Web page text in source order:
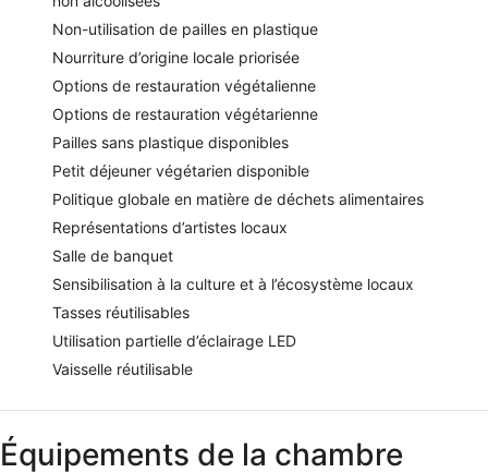
Non-utilisation de pailles en plastique
Nourriture d’origine locale priorisée
Options de restauration végétalienne
Options de restauration végétarienne
Pailles sans plastique disponibles
Petit déjeuner végétarien disponible
Politique globale en matière de déchets alimentaires
Représentations d’artistes locaux
Salle de banquet
Sensibilisation à la culture et à l’écosystème locaux
Tasses réutilisables
Utilisation partielle d’éclairage LED
Vaisselle réutilisable
Équipements de la chambre